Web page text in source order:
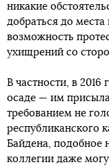
никакие
добраться до
возможность
ухищрений со
В частности, в
осаде — им
требованием не
республиканского
Байдена, подобное
коллегии даже